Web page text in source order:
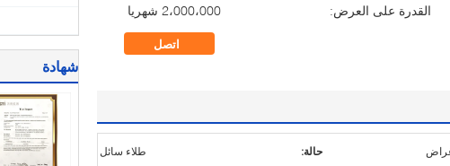
شهادة
القدرة على العرض:
2،000،000 شهريا
اتصل
حالة: طلاء سائل